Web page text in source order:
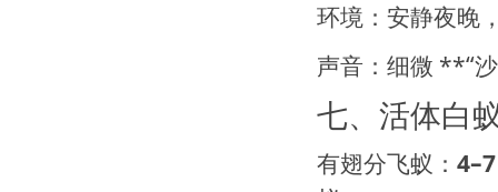
环境：安静夜晚
声音：细微 **“
七、活体白
有翅分飞蚁：